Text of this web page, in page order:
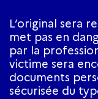
L’original sera
met pas en
par la
victime sera
documents
sécurisée du